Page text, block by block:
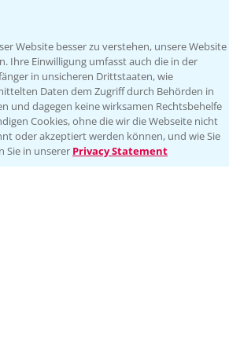
Bis zu 4 Produkte vergleichen:
Folgen Sie uns
Website besser zu verstehen, unsere Website
Ihre Einwilligung umfasst auch die in der
in unsicheren Drittstaaten, wie
Daten dem Zugriff durch Behörden in
und dagegen keine wirksamen Rechtsbehelfe
Cookies, ohne die wir die Webseite nicht
oder akzeptiert werden können, und wie Sie
Sie in unserer Privacy Statement